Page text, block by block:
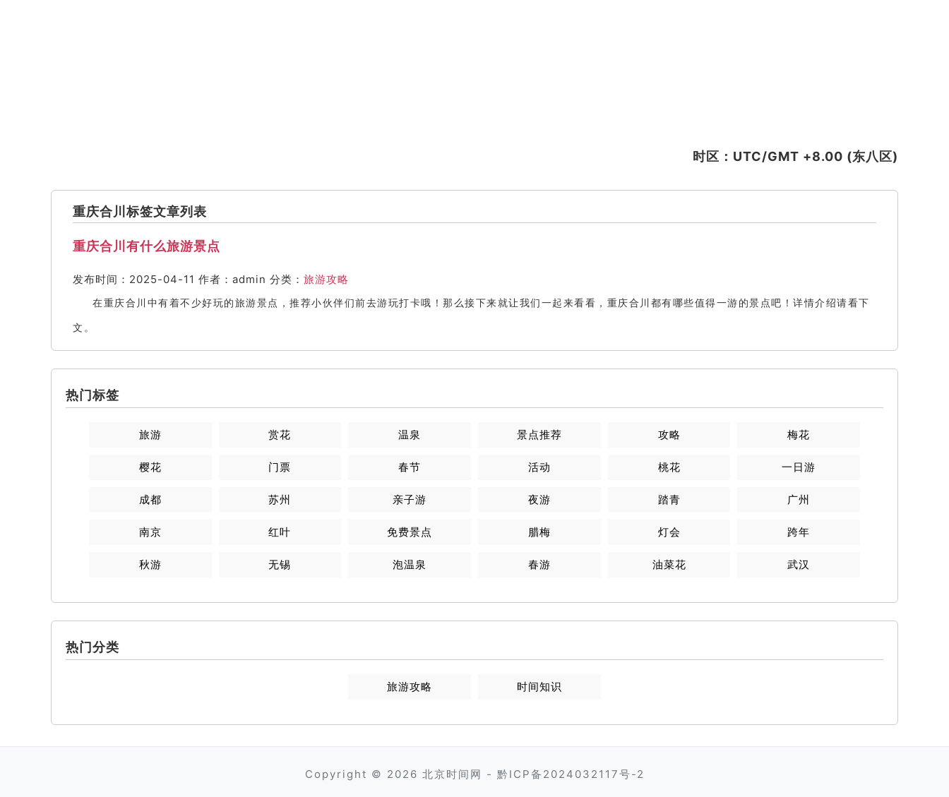
时区：UTC/GMT +8.00 (东八区)
重庆合川标签文章列表
重庆合川有什么旅游景点
发布时间：2025-04-11 作者：admin 分类： 旅游攻略
在重庆合川中有着不少好玩的旅游景点，推荐小伙伴们前去游玩打卡哦！那么接下来就让我们一起来看看，重庆合川都有哪些值得一游的景点吧！详情介绍请看下
文。
热门标签
旅游 赏花 温泉 景点推荐 攻略 梅花
樱花 门票 春节 活动 桃花 一日游
成都 苏州 亲子游 夜游 踏青 广州
南京 红叶 免费景点 腊梅 灯会 跨年
秋游 无锡 泡温泉 春游 油菜花 武汉
热门分类
旅游攻略 时间知识
Copyright © 2026 北京时间网 - 黔ICP备2024032117号-2